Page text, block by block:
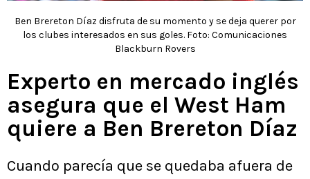
Ben Brereton Díaz disfruta de su momento y se deja querer por
los clubes interesados en sus goles. Foto: Comunicaciones
Blackburn Rovers
Experto en mercado inglés
asegura que el West Ham
quiere a Ben Brereton Díaz
Cuando parecía que se quedaba afuera de